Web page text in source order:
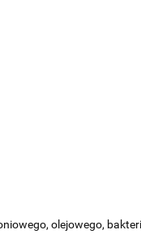
olejowego,